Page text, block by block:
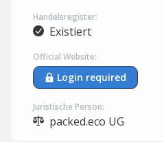
Handelsregister:
Existiert
Official Website:
Login required
Juristische Person:
packed.eco UG